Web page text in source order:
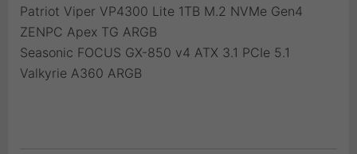
Patriot Viper VP4300 Lite 1TB M.2 NVMe Gen4
ZENPC Apex TG ARGB
Seasonic FOCUS GX-850 v4 ATX 3.1 PCIe 5.1
Valkyrie A360 ARGB